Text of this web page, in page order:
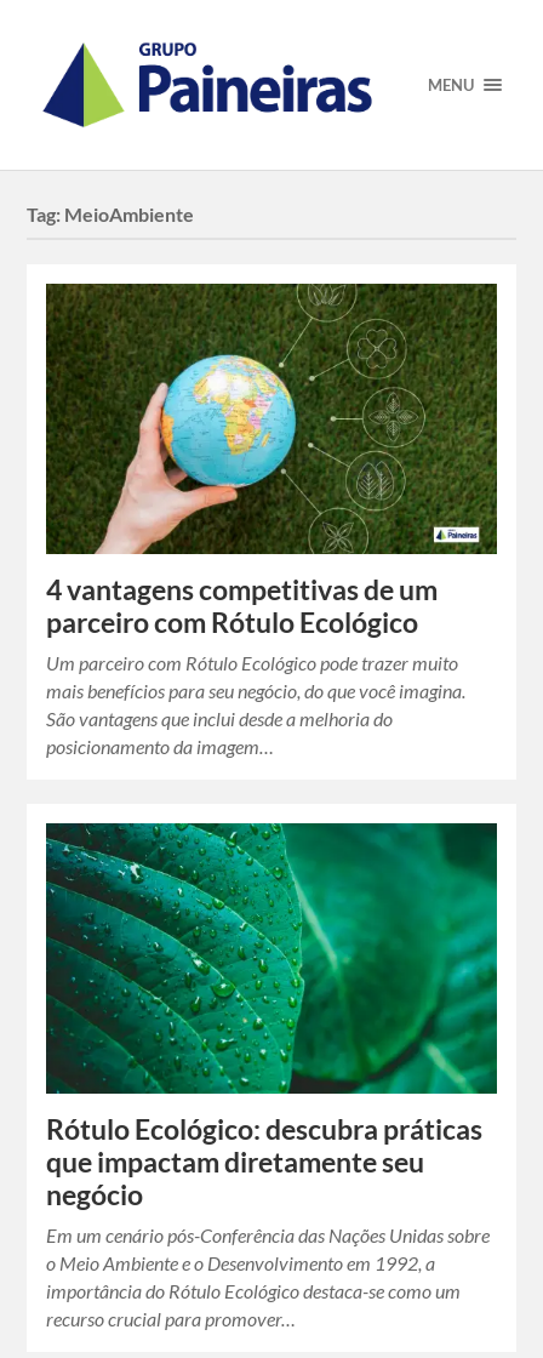
MENU
Tag: MeioAmbiente
4 vantagens competitivas de um
parceiro com Rótulo Ecológico
Um parceiro com Rótulo Ecológico pode trazer muito
mais benefícios para seu negócio, do que você imagina.
São vantagens que inclui desde a melhoria do
posicionamento da imagem…
Rótulo Ecológico: descubra práticas
que impactam diretamente seu
negócio
Em um cenário pós-Conferência das Nações Unidas sobre
o Meio Ambiente e o Desenvolvimento em 1992, a
importância do Rótulo Ecológico destaca-se como um
recurso crucial para promover…